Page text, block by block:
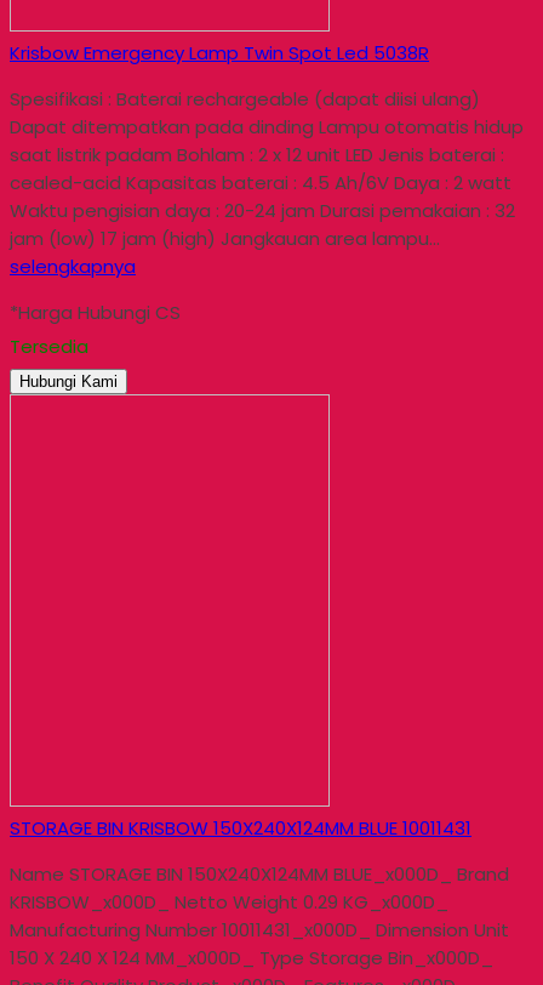
Krisbow Emergency Lamp Twin Spot Led 5038R
Spesifikasi : Baterai rechargeable (dapat diisi ulang)
Dapat ditempatkan pada dinding Lampu otomatis hidup
saat listrik padam Bohlam : 2 x 12 unit LED Jenis baterai :
cealed-acid Kapasitas baterai : 4.5 Ah/6V Daya : 2 watt
Waktu pengisian daya : 20-24 jam Durasi pemakaian : 32
jam (low) 17 jam (high) Jangkauan area lampu…
selengkapnya
*Harga Hubungi CS
Tersedia
Hubungi Kami
STORAGE BIN KRISBOW 150X240X124MM BLUE 10011431
Name STORAGE BIN 150X240X124MM BLUE_x000D_ Brand
KRISBOW_x000D_ Netto Weight 0.29 KG_x000D_
Manufacturing Number 10011431_x000D_ Dimension Unit
150 X 240 X 124 MM_x000D_ Type Storage Bin_x000D_